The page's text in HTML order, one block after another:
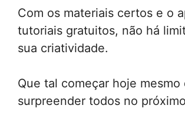
Com os materiais certos e o
tutoriais gratuitos, não há
sua criatividade.
Que tal começar hoje mesmo
surpreender todos no